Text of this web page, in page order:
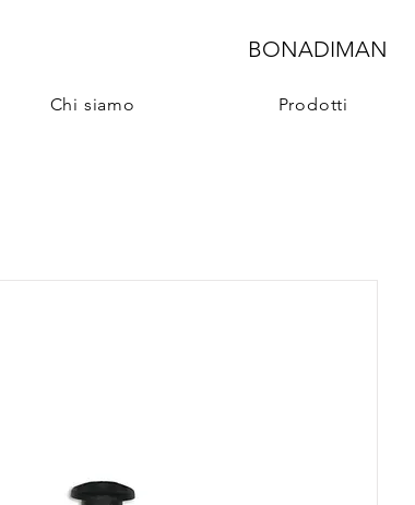
BONADIMAN
Chi siamo Prodotti